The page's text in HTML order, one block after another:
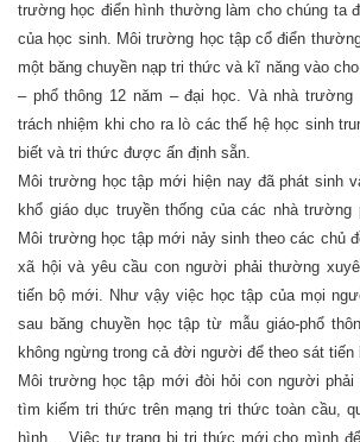
trường học điển hình thường làm cho chúng ta
của học sinh. Môi trường học tập cổ điển
một băng chuyền nạp tri thức và kĩ năng vào
– phổ thông 12 năm – đại học. Và nhà trường
trách nhiệm khi cho ra lò các thế hệ học sinh
biết và tri thức được ấn định sẵn.
Môi trường học tập mới hiện nay đã phát sinh
khổ giáo dục truyền thống của các nhà trường
Môi trường học tập mới nảy sinh theo các chủ
xã hội và yêu cầu con người phải thường
tiến bộ mới. Như vậy việc học tập của mọi
sau băng chuyền học tập từ mẫu giáo-phổ
không ngừng trong cả đời người để theo sát tiến
Môi trường học tập mới đòi hỏi con người
tìm kiếm tri thức trên mạng tri thức toàn cầu,
hình… Việc tự trang bị tri thức mới cho mình